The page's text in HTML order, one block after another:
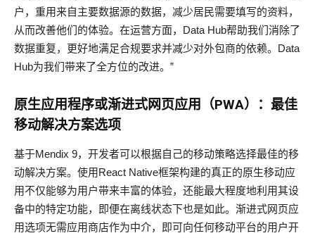
户，重用来自主要数据源的数据，减少居民需要填写的资料，
从而改善他们的体验。在运营方面，Data Hub帮助我们消除了
数据重复，更好地满足合规要求并减少对外包商的依赖。Data
Hub为我们带来了全方位的改进。”
原生应用程序或渐进式网页应用（PWA）：最佳
移动解决方案选项
基于Mendix 9，开发者可以根据自己的移动策略选择最佳的移
动解决方案。使用React Native框架构建的真正的原生移动应
用不仅能够为用户带来丰富的体验，还能最大程度地利用其设
备中的特定功能，即便在离线状态下也是如此。渐进式网页应
用选项无需应用商店作为中介，即可向任何移动平台的用户开